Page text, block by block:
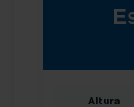
Altura